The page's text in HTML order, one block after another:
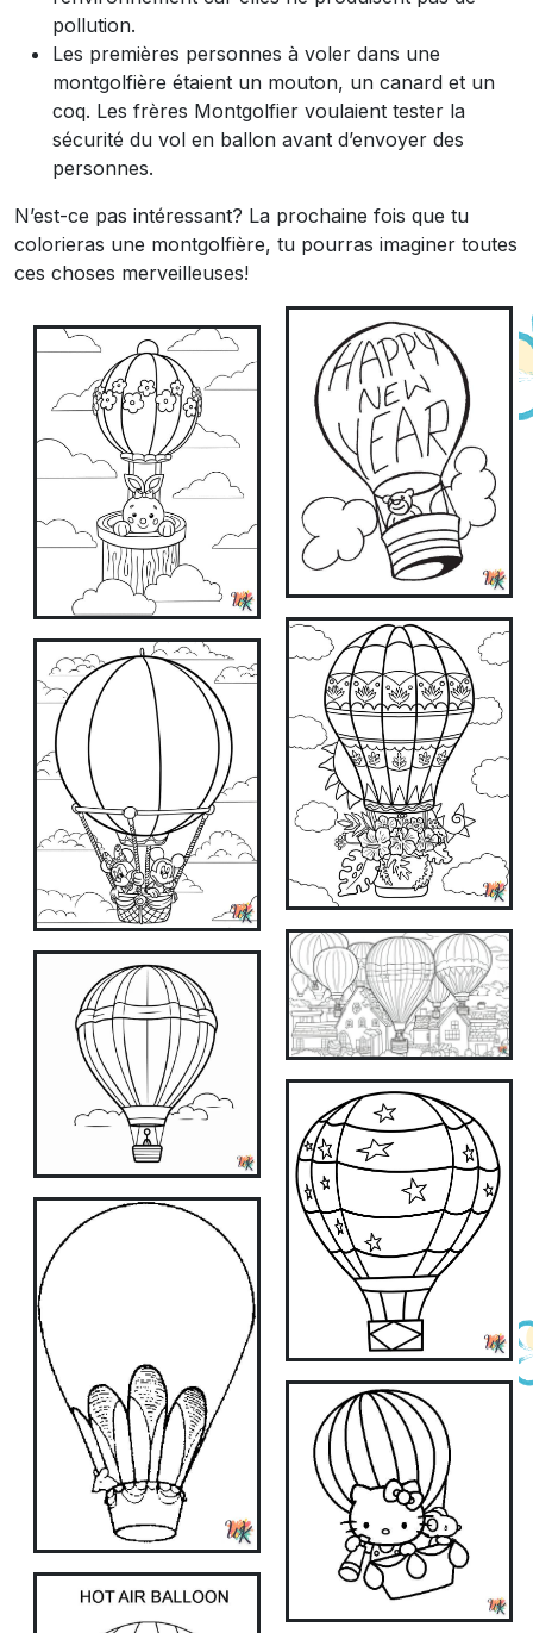
pollution.
Les premières personnes à voler dans une
montgolfière étaient un mouton, un canard et un
coq. Les frères Montgolfier voulaient tester la
sécurité du vol en ballon avant d’envoyer des
personnes.
N’est-ce pas intéressant? La prochaine fois que tu
colorieras une montgolfière, tu pourras imaginer toutes
ces choses merveilleuses!